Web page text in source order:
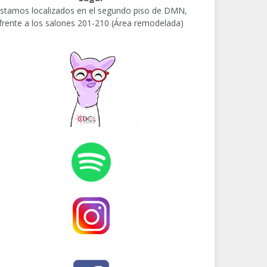
localizados en el segundo piso de DMN,
a los salones 201-210 (Área remodelada)